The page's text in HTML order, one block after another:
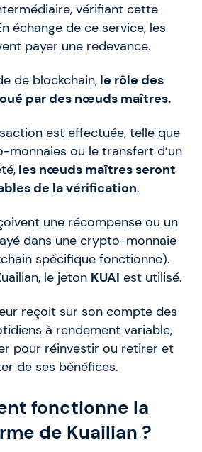
vérifiant cette
échange de ce service, les
payer une redevance.
de blockchain, le rôle des
par des nœuds maîtres.
est effectuée, telle que
monnaies ou le transfert d’un
les nœuds maîtres seront
de la vérification.
une récompense ou un
dans une crypto-monnaie
spécifique fonctionne).
le jeton KUAI est utilisé.
reçoit sur son compte des
à rendement variable,
pour réinvestir ou retirer et
de ses bénéfices.
fonctionne la
de Kuailian ?